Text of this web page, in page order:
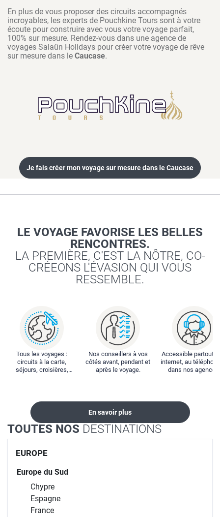
En plus de vous proposer des circuits accompagnés
incroyables, les experts de Pouchkine Tours sont à votre
écoute pour construire avec vous votre voyage parfait,
100% sur mesure. Rendez-vous dans une agence de
voyages Salaün Holidays pour créer votre voyage de rêve
sur mesure dans le Caucase.
Je fais créer mon voyage sur mesure dans le Caucase
LE VOYAGE FAVORISE LES BELLES
RENCONTRES.
LA PREMIÈRE, C'EST LA NÔTRE, CO-
CRÉEONS L'ÉVASION QUI VOUS
RESSEMBLE.
Tous les voyages :
circuits à la carte,
séjours, croisières,
Nos conseillers à vos
côtés avant, pendant et
après le voyage.
Accessible partout :
internet, au
dans nos agences.
En savoir plus
TOUTES NOS DESTINATIONS
EUROPE
Europe du Sud
Chypre
Espagne
France